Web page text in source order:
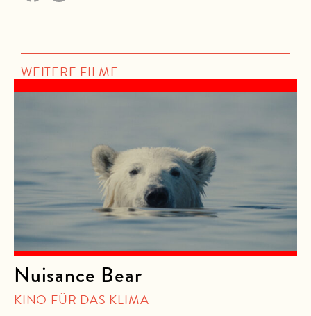
WEITERE FILME
Nuisance Bear
KINO FÜR DAS KLIMA